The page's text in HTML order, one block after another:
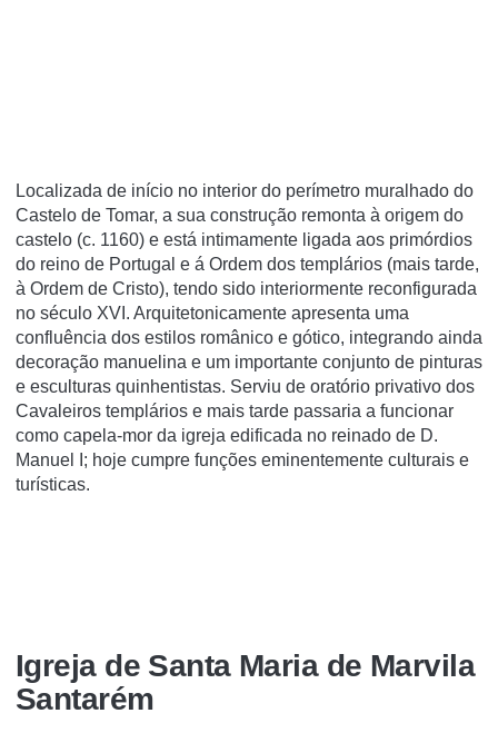
Localizada de iní­cio no interior do perí­metro muralhado do
Castelo de Tomar, a sua construção remonta à origem do
castelo (c. 1160) e está intimamente ligada aos primórdios
do reino de Portugal e á Ordem dos templários (mais tarde,
à Ordem de Cristo), tendo sido interiormente reconfigurada
no século XVI. Arquitetonicamente apresenta uma
confluência dos estilos românico e gótico, integrando ainda
decoração manuelina e um importante conjunto de pinturas
e esculturas quinhentistas. Serviu de oratório privativo dos
Cavaleiros templários e mais tarde passaria a funcionar
como capela-mor da igreja edificada no reinado de D.
Manuel I; hoje cumpre funções eminentemente culturais e
turí­sticas.
Igreja de Santa Maria de Marvila
Santarém